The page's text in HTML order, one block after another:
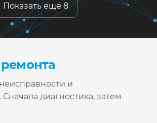
Показать ещё 8
ремонта
и
диагностика, затем